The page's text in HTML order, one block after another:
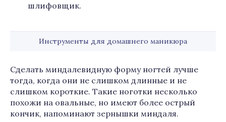
шлифовщик.
Инструменты для домашнего маникюра
Сделать миндалевидную форму ногтей лучше
тогда, когда они не слишком длинные и не
слишком короткие. Такие ноготки несколько
похожи на овальные, но имеют более острый
кончик, напоминают зернышки миндаля.